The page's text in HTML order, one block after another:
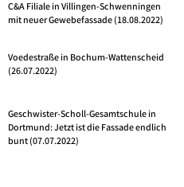
C&A Filiale in Villingen-Schwenningen
mit neuer Gewebefassade (18.08.2022)
Voedestraße in Bochum-Wattenscheid
(26.07.2022)
Geschwister-Scholl-Gesamtschule in
Dortmund: Jetzt ist die Fassade endlich
bunt (07.07.2022)